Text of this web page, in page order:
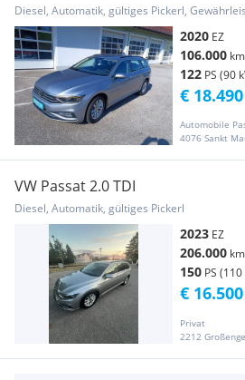
Diesel, Automatik, gültiges Pickerl,
2020 EZ
106.000 km
122 PS (90
Automobile
4076 Sankt
€ 18.490
VW Passat 2.0 TDI
Diesel, Automatik, gültiges Pickerl
2023 EZ
206.000 km
150 PS (110
Privat
2212
€ 16.500